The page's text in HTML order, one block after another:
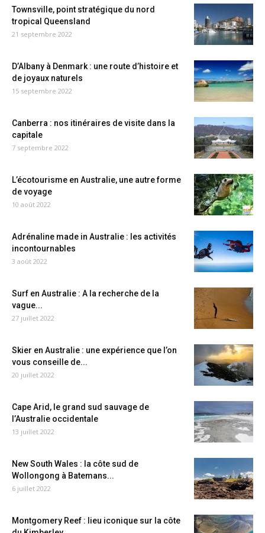
Townsville, point stratégique du nord
tropical Queensland
21 septembre 2022
D’Albany à Denmark : une route d’histoire et
de joyaux naturels
15 septembre 2022
Canberra : nos itinéraires de visite dans la
capitale
7 septembre 2022
L’écotourisme en Australie, une autre forme
de voyage
10 août 2022
Adrénaline made in Australie : les activités
incontournables
3 août 2022
Surf en Australie : A la recherche de la
vague...
27 juillet 2022
Skier en Australie : une expérience que l’on
vous conseille de...
20 juillet 2022
Cape Arid, le grand sud sauvage de
l’Australie occidentale
13 juillet 2022
New South Wales : la côte sud de
Wollongong à Batemans...
6 juillet 2022
Montgomery Reef : lieu iconique sur la côte